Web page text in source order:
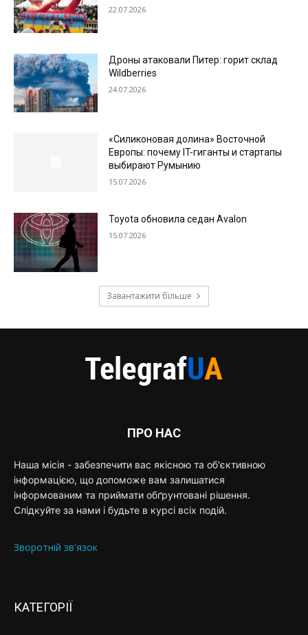
22.07.2026
Дроны атаковали Питер: горит склад
Wildberries
24.07.2026
«Силиконовая долина» Восточной
Европы: почему IT-гиганты и стартапы
выбирают Румынию
15.07.2026
Toyota обновила седан Avalon
15.07.2026
Завантажити більше
ПРО НАС
Наша місія - забезпечити вас якісною та об'єктивною
інформацією, що допоможе вам залишатися
інформованим та приймати обґрунтовані рішення.
Слідкуйте за нами і будьте в курсі всіх подій.
Зворотній зв'язок
КАТЕГОРІЇ